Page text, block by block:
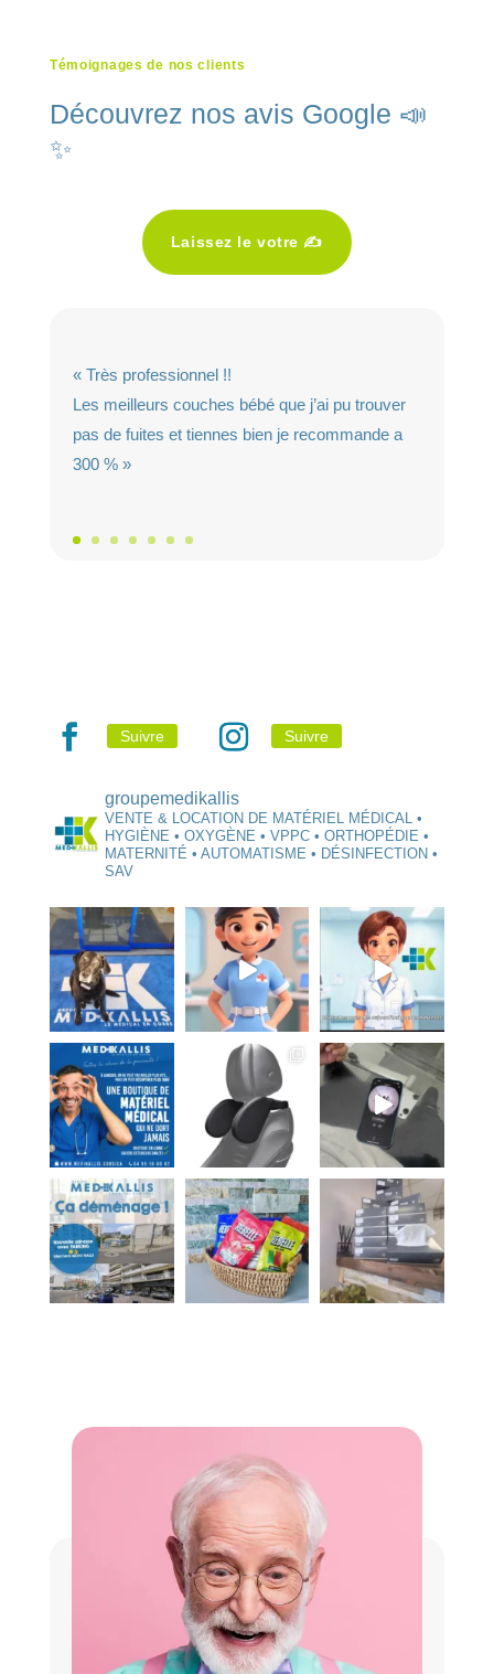
Témoignages de nos clients
Découvrez nos avis Google 📣
✨
Laissez le votre ✍️
« Très professionnel !!
Les meilleurs couches bébé que j’ai pu trouver
pas de fuites et tiennes bien je recommande a
300 % »
Suivre Suivre
groupemedikallis
VENTE & LOCATION DE MATÉRIEL MÉDICAL •
HYGIÈNE • OXYGÈNE • VPPC • ORTHOPÉDIE •
MATERNITÉ • AUTOMATISME • DÉSINFECTION •
SAV